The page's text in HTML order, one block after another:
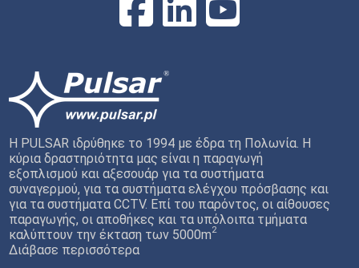
Η PULSAR ιδρύθηκε το 1994 με έδρα τη Πολωνία. Η
κύρια δραστηριότητα μας είναι η παραγωγή
εξοπλισμού και αξεσουάρ για τα συστήματα
συναγερμού, για τα συστήματα ελέγχου πρόσβασης και
για τα συστήματα CCTV. Επί του παρόντος, οι αίθουσες
παραγωγής, οι αποθήκες και τα υπόλοιπα τμήματα
καλύπτουν την έκταση των 5000m2
Διάβασε περισσότερα